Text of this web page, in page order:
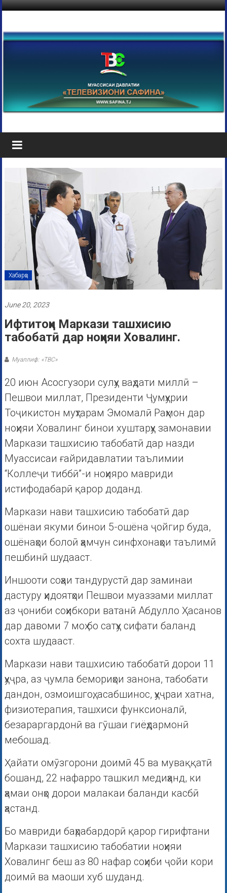
Хабарҳо
June 20, 2023
Ифтитоҳи Маркази ташхисию
табобатӣ дар ноҳияи Ховалинг.
Муаллиф: «ТВС»
20 июн Асосгузори сулҳу ваҳдати миллӣ –
Пешвои миллат, Президенти Ҷумҳурии
Тоҷикистон муҳтарам Эмомалӣ Раҳмон дар
ноҳияи Ховалинг бинои хуштарҳу замонавии
Маркази ташхисию табобатӣ дар назди
Муассисаи ғайридавлатии таълимии
“Коллеҷи тиббӣ”-и ноҳияро мавриди
истифодабарӣ қарор доданд.
Маркази нави ташхисию табобатӣ дар
ошёнаи якуми бинои 5-ошёна ҷойгир буда,
ошёнаҳои болоӣ ҳамчун синфхонаҳои таълимӣ
пешбинӣ шудааст.
Иншооти соҳаи тандурустӣ дар заминаи
дастуру ҳидоятҳои Пешвои муаззами миллат
аз ҷониби соҳибкори ватанӣ Абдулло Ҳасанов
дар давоми 7 моҳ бо сатҳу сифати баланд
сохта шудааст.
Маркази нави ташхисию табобатӣ дорои 11
ҳуҷра, аз ҷумла бемориҳои занона, табобати
дандон, озмоишгоҳ, асабшинос, ҳуҷраи хатна,
физиотерапия, ташхиси функсионалӣ,
безараргардонӣ ва гӯшаи гиёҳдармонӣ
мебошад.
Ҳайати омӯзгорони доимӣ 45 ва муваққатӣ
бошанд, 22 нафарро ташкил медиҳанд, ки
ҳамаи онҳо дорои малакаи баланди касбӣ
ҳастанд.
Бо мавриди баҳрабардорӣ қарор гирифтани
Маркази ташхисию табобатии ноҳияи
Ховалинг беш аз 80 нафар соҳиби ҷойи кори
доимӣ ва маоши хуб шуданд.